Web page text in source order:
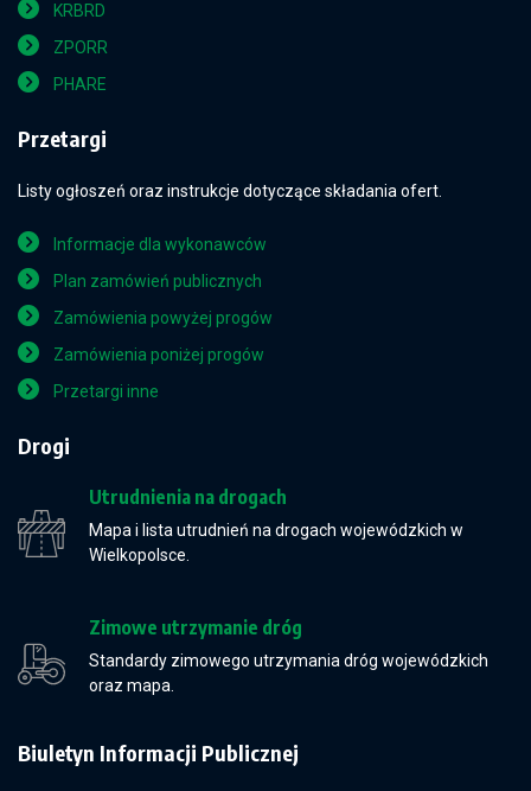
KRBRD
ZPORR
PHARE
Przetargi
Listy ogłoszeń oraz instrukcje dotyczące składania ofert.
Informacje dla wykonawców
Plan zamówień publicznych
Zamówienia powyżej progów
Zamówienia poniżej progów
Przetargi inne
Drogi
Utrudnienia na drogach
Mapa i lista utrudnień na drogach wojewódzkich w
Wielkopolsce.
Zimowe utrzymanie dróg
Standardy zimowego utrzymania dróg wojewódzkich
oraz mapa.
Biuletyn Informacji Publicznej